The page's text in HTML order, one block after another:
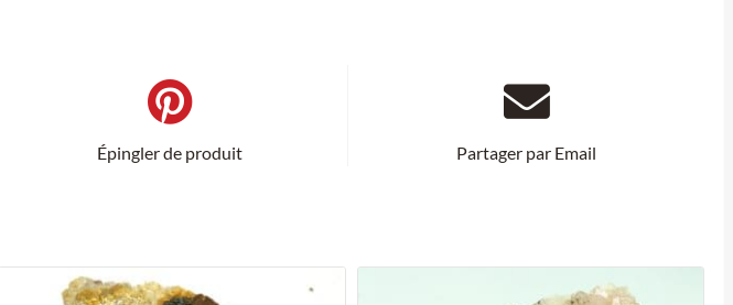
Épingler de produit Partager par Email